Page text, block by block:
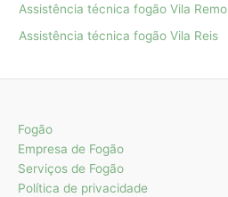
Assistência técnica fogão Vila Remo
Assistência técnica fogão Vila Reis
Fogão
Empresa de Fogão
Serviços de Fogão
Política de privacidade